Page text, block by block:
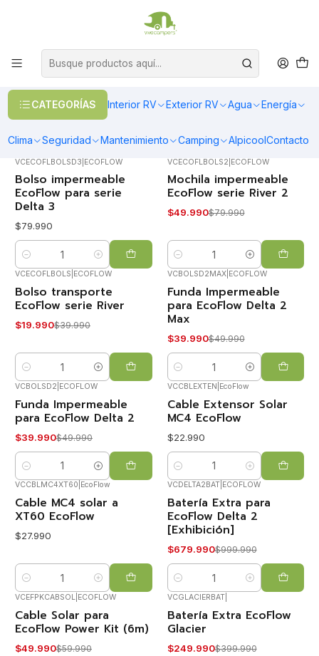
CATEGORÍAS Interior RV Exterior RV Agua Energía
Clima Seguridad Mantenimiento Camping AlpicoolContacto
OFERTAS EN CALEFACCIÓN DIESEL
Accesorios
FILTROS
VCECOFLBOLSD3 ECOFLOW
Bolso impermeable
EcoFlow para serie
Delta 3
$79.990
Cantidad
-38%
OFF
VCECOFLBOLS2 ECOFLOW
Mochila impermeable
EcoFlow serie River 2
$49.990$79.990
Cantidad
-50%
OFF
VCECOFLBOLS ECOFLOW
Bolso transporte
EcoFlow serie River
$19.990$39.990
Cantidad
-20%
OFF
VCBOLSD2MAX| ECOFLOW
Funda Impermeable
para EcoFlow Delta 2
Max
$39.990$49.990
Cantidad
-20%
OFF
VCBOLSD2 ECOFLOW
Funda Impermeable
para EcoFlow Delta 2
$39.990$49.990
Cantidad
VCCBLEXTEN EcoFlow
Cable Extensor Solar
MC4 EcoFlow
$22.990
Cantidad
VCCBLMC4XT60 EcoFlow
Cable MC4 solar a
XT60 EcoFlow
$27.990
Cantidad
-32%
OFF
VCDELTA2BAT| ECOFLOW
Batería Extra para
EcoFlow Delta 2
[Exhibición]
$679.990$999.990
Cantidad
-17%
OFF
VCEFPKCABSOL ECOFLOW
Cable Solar para
EcoFlow Power Kit (6m)
$49.990$59.990
-38%
OFF
VCGLACIERBAT|
Batería Extra EcoFlow
Glacier
$249.990$399.990